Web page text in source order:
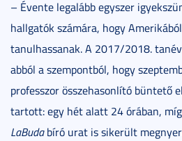
– Évente legalább egyszer
hallgatók számára, hogy
tanulhassanak. A 2017/2018.
abból a szempontból, hogy
professzor összehasonlító büntető
tartott: egy hét alatt 24 órában,
LaBudabíró urat is sikerült